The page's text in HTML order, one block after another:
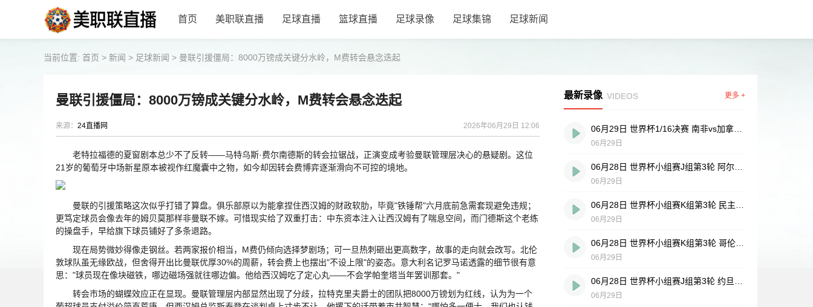
首页 美职联直播 足球直播 篮球直播 足球录像 足球集锦 足球新闻
当前位置: 首页 > 新闻 > 足球新闻 > 曼联引援僵局：8000万镑成关键分水岭，M费转会悬念迭起
曼联引援僵局：8000万镑成关键分水岭，M费转会悬念迭起
来源： 24直播网 2026年06月29日 12:06
老特拉福德的夏窗剧本总少不了反转——马特乌斯·费尔南德斯的转会拉锯战，正演变成考验曼联管理层决心的悬疑剧。这位
21岁的葡萄牙中场新星原本被视作红魔囊中之物，如今却因转会费博弈逐渐滑向不可控的境地。
曼联的引援策略这次似乎打错了算盘。俱乐部原以为能拿捏住西汉姆的财政软肋，毕竟"铁锤帮"六月底前急需套现避免违规；
更笃定球员会像去年的姆贝莫那样非曼联不嫁。可惜现实给了双重打击：中东资本注入让西汉姆有了喘息空间，而门德斯这个老练
的操盘手，早给旗下球员铺好了多条退路。
现在局势微妙得像走钢丝。若两家报价相当，M费仍倾向选择梦剧场；可一旦热刺砸出更高数字，故事的走向就会改写。北伦
敦球队虽无缘欧战，但舍得开出比曼联优厚30%的周薪，转会费上也摆出"不设上限"的姿态。意大利名记罗马诺透露的细节很有意
思："球员现在像块磁铁，哪边磁场强就往哪边偏。他给西汉姆吃了定心丸——不会学帕奎塔当年罢训那套。"
转会市场的蝴蝶效应正在显现。曼联管理层内部显然出现了分歧，拉特克里夫爵士的团队把8000万镑划为红线，认为为一个
最新录像 VIDEOS 更多 +
06月29日
06月29日
06月29日
06月29日
06月29日